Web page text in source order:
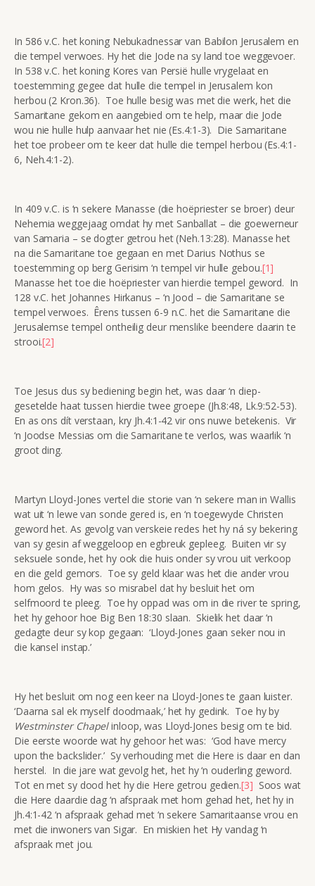
In 586 v.C. het koning Nebukadnessar van Babilon Jerusalem en
die tempel verwoes. Hy het die Jode na sy land toe weggevoer.
In 538 v.C. het koning Kores van Persië hulle vrygelaat en
toestemming gegee dat hulle die tempel in Jerusalem kon
herbou (2 Kron.36). Toe hulle besig was met die werk, het die
Samaritane gekom en aangebied om te help, maar die Jode
wou nie hulle hulp aanvaar het nie (Es.4:1-3). Die Samaritane
het toe probeer om te keer dat hulle die tempel herbou (Es.4:1-
6, Neh.4:1-2).
In 409 v.C. is ‘n sekere Manasse (die hoëpriester se broer) deur
Nehemia weggejaag omdat hy met Sanballat – die goewerneur
van Samaria – se dogter getrou het (Neh.13:28). Manasse het
na die Samaritane toe gegaan en met Darius Nothus se
toestemming op berg Gerisim ‘n tempel vir hulle gebou.[1]
Manasse het toe die hoëpriester van hierdie tempel geword. In
128 v.C. het Johannes Hirkanus – ‘n Jood – die Samaritane se
tempel verwoes. Êrens tussen 6-9 n.C. het die Samaritane die
Jerusalemse tempel ontheilig deur menslike beendere daarin te
strooi.[2]
Toe Jesus dus sy bediening begin het, was daar ‘n diep-
gesetelde haat tussen hierdie twee groepe (Jh.8:48, Lk.9:52-53).
En as ons dít verstaan, kry Jh.4:1-42 vir ons nuwe betekenis. Vir
‘n Joodse Messias om die Samaritane te verlos, was waarlik ‘n
groot ding.
Martyn Lloyd-Jones vertel die storie van ‘n sekere man in Wallis
wat uit ‘n lewe van sonde gered is, en ‘n toegewyde Christen
geword het. As gevolg van verskeie redes het hy ná sy bekering
van sy gesin af weggeloop en egbreuk gepleeg. Buiten vir sy
seksuele sonde, het hy ook die huis onder sy vrou uit verkoop
en die geld gemors. Toe sy geld klaar was het die ander vrou
hom gelos. Hy was so misrabel dat hy besluit het om
selfmoord te pleeg. Toe hy oppad was om in die river te spring,
het hy gehoor hoe Big Ben 18:30 slaan. Skielik het daar ‘n
gedagte deur sy kop gegaan: ‘Lloyd-Jones gaan seker nou in
die kansel instap.’
Hy het besluit om nog een keer na Lloyd-Jones te gaan luister.
‘Daarna sal ek myself doodmaak,’ het hy gedink. Toe hy by
Westminster Chapelinloop, was Lloyd-Jones besig om te bid.
Die eerste woorde wat hy gehoor het was: ‘God have mercy
upon the backslider.’ Sy verhouding met die Here is daar en dan
herstel. In die jare wat gevolg het, het hy ‘n ouderling geword.
Tot en met sy dood het hy die Here getrou gedien.[3] Soos wat
die Here daardie dag ‘n afspraak met hom gehad het, het hy in
Jh.4:1-42 ‘n afspraak gehad met ‘n sekere Samaritaanse vrou en
met die inwoners van Sigar. En miskien het Hy vandag ‘n
afspraak met jou.